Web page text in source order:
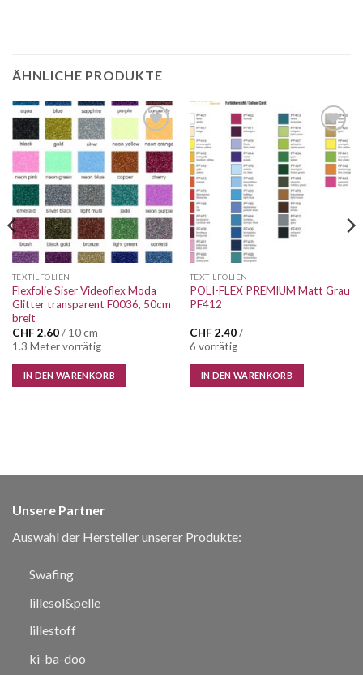
ÄHNLICHE PRODUKTE
Auf die
Wunschliste
TEXTILFOLIEN
Flexfolie Siser Videoflex Moda
Glitter transparent F0036, 50cm
breit
CHF 2.60/ 10 cm
1.3 Meter vorrätig
IN DEN WARENKORB
Auf die
Wunschliste
TEXTILFOLIEN
POLI-FLEX PREMIUM Matt Grau
PF412
CHF 2.40/
6 vorrätig
IN DEN WARENKORB
Unsere Partner
Auswahl der Hersteller unserer Produkte:
Swafing
lillesol&pelle
lillestoff
ki-ba-doo